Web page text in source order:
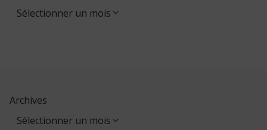
Archives